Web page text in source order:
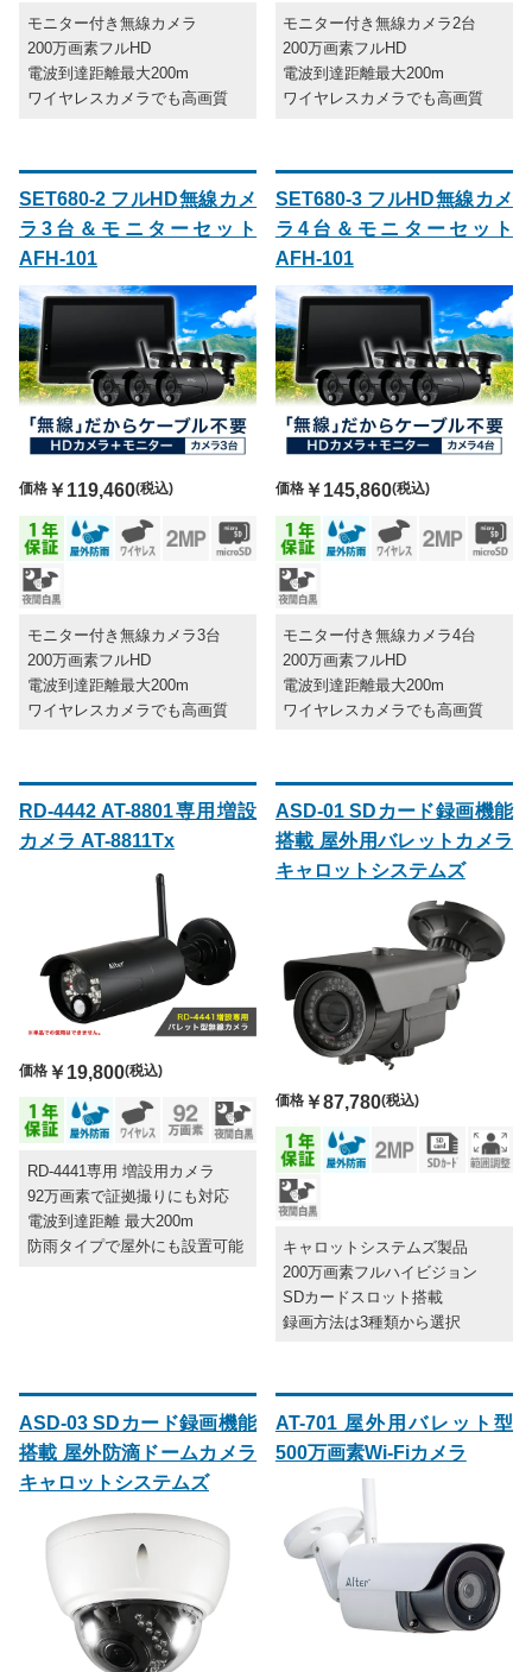
モニター付き無線カメラ
200万画素フルHD
電波到達距離最大200m
ワイヤレスカメラでも高画質
モニター付き無線カメラ2台
200万画素フルHD
電波到達距離最大200m
ワイヤレスカメラでも高画質
SET680-2 フルHD無線カメ
ラ3台＆モニターセット
AFH-101
価格 ￥119,460(税込)
モニター付き無線カメラ3台
200万画素フルHD
電波到達距離最大200m
ワイヤレスカメラでも高画質
SET680-3 フルHD無線カメ
ラ4台＆モニターセット
AFH-101
価格￥145,860(税込)
モニター付き無線カメラ4台
200万画素フルHD
電波到達距離最大200m
ワイヤレスカメラでも高画質
RD-4442 AT-8801専用増設
カメラ AT-8811Tx
価格 ￥19,800(税込)
RD-4441専用 増設用カメラ
92万画素で証拠撮りにも対応
電波到達距離 最大200m
防雨タイプで屋外にも設置可能
ASD-01 SDカード録画機能
搭載 屋外用バレットカメラ
キャロットシステムズ
価格￥87,780(税込)
キャロットシステムズ製品
200万画素フルハイビジョン
SDカードスロット搭載
録画方法は3種類から選択
ASD-03 SDカード録画機能
搭載 屋外防滴ドームカメラ
キャロットシステムズ
AT-701 屋外用バレット型
500万画素Wi-Fiカメラ